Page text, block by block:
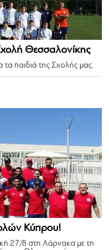
Θεσσαλονίκης
παιδιά της Σχολής μας.
Κύπρου!
27/8 στη Λάρνακα με τη